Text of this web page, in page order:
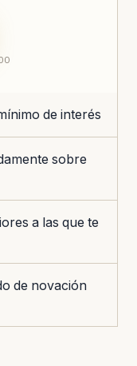
de interés
sobre
a las que te
de novación